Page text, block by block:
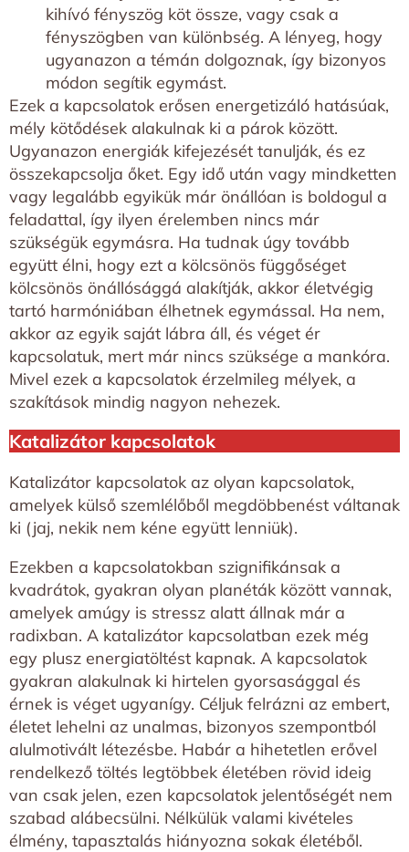
kihívó fényszög köt össze, vagy csak a
fényszögben van különbség. A lényeg, hogy
ugyanazon a témán dolgoznak, így bizonyos
módon segítik egymást.
Ezek a kapcsolatok erősen energetizáló hatásúak,
mély kötődések alakulnak ki a párok között.
Ugyanazon energiák kifejezését tanulják, és ez
összekapcsolja őket. Egy idő után vagy mindketten
vagy legalább egyikük már önállóan is boldogul a
feladattal, így ilyen érelemben nincs már
szükségük egymásra. Ha tudnak úgy tovább
együtt élni, hogy ezt a kölcsönös függőséget
kölcsönös önállósággá alakítják, akkor életvégig
tartó harmóniában élhetnek egymással. Ha nem,
akkor az egyik saját lábra áll, és véget ér
kapcsolatuk, mert már nincs szüksége a mankóra.
Mivel ezek a kapcsolatok érzelmileg mélyek, a
szakítások mindig nagyon nehezek.
Katalizátor kapcsolatok
Katalizátor kapcsolatok az olyan kapcsolatok,
amelyek külső szemlélőből megdöbbenést váltanak
ki (jaj, nekik nem kéne együtt lenniük).
Ezekben a kapcsolatokban szignifikánsak a
kvadrátok, gyakran olyan planéták között vannak,
amelyek amúgy is stressz alatt állnak már a
radixban. A katalizátor kapcsolatban ezek még
egy plusz energiatöltést kapnak. A kapcsolatok
gyakran alakulnak ki hirtelen gyorsasággal és
érnek is véget ugyanígy. Céljuk felrázni az embert,
életet lehelni az unalmas, bizonyos szempontból
alulmotivált létezésbe. Habár a hihetetlen erővel
rendelkező töltés legtöbbek életében rövid ideig
van csak jelen, ezen kapcsolatok jelentőségét nem
szabad alábecsülni. Nélkülük valami kivételes
élmény, tapasztalás hiányozna sokak életéből.